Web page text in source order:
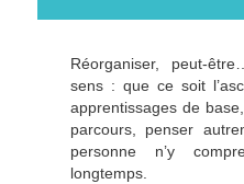
Réorganiser, peut-
sens : que ce soit
apprentissages de
parcours, penser
personne n’y
longtemps.